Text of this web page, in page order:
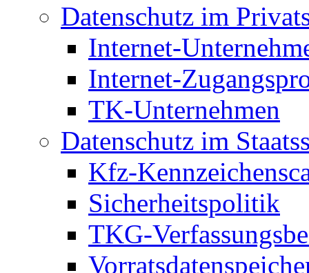
Datenschutz im
Internet-
Internet-
TK-Unternehmen
Datenschutz im
Kfz-
Sicherheitspolitik
TKG-